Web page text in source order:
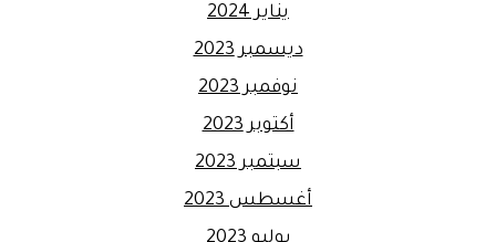
يناير 2024
ديسمبر 2023
نوفمبر 2023
أكتوبر 2023
سبتمبر 2023
أغسطس 2023